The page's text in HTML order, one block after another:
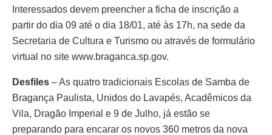
Interessados devem preencher a ficha de inscrição a
partir do dia 09 até o dia 18/01, até às 17h, na sede da
Secretaria de Cultura e Turismo ou através de formulário
virtual no site www.braganca.sp.gov.
Desfiles – As quatro tradicionais Escolas de Samba de
Bragança Paulista, Unidos do Lavapés, Acadêmicos da
Vila, Dragão Imperial e 9 de Julho, já estão se
preparando para encarar os novos 360 metros da nova